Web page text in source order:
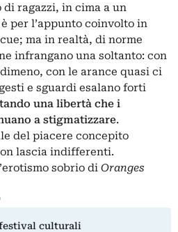
ragazzi, in cima a un
per l’appunto coinvolto in
ma in realtà, di norme
infrangano una soltanto: con
con le arance quasi ci
e sguardi esalano forti
una libertà che i
a stigmatizzare.
del piacere concepito
lascia indifferenti.
sobrio di Oranges
culturali